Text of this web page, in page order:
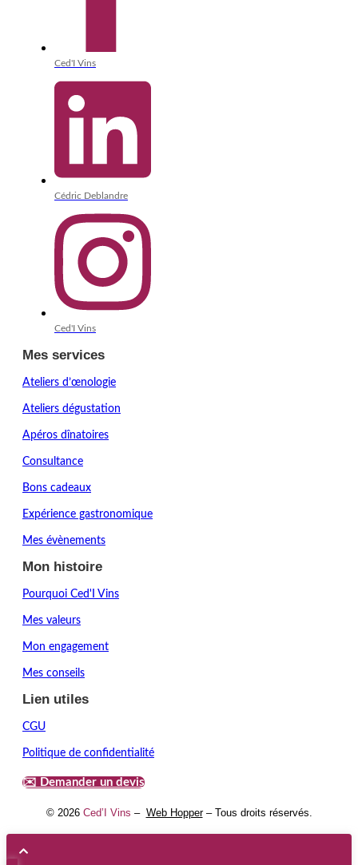
Ced'I Vins
Cédric Deblandre
Ced'I Vins
Mes services
Ateliers d’œnologie
Ateliers dégustation
Apéros dînatoires
Consultance
Bons cadeaux
Expérience gastronomique
Mes évènements
Mon histoire
Pourquoi Ced'I Vins
Mes valeurs
Mon engagement
Mes conseils
Lien utiles
CGU
Politique de confidentialité
✉️ Demander un devis
© 2026 Ced’I Vins – Web Hopper– Tous droits réservés.